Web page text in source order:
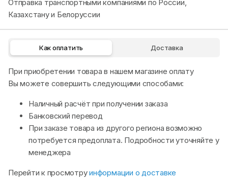
Отправка транспортными компаниями по России,
Казахстану и Белоруссии
Как оплатить Доставка
При приобретении товара в нашем магазине оплату
Вы можете совершить следующими способами:
Наличный расчёт при получении заказа
Банковский перевод
При заказе товара из другого региона возможно
потребуется предоплата. Подробности уточняйте у
менеджера
Перейти к просмотруинформации о доставке